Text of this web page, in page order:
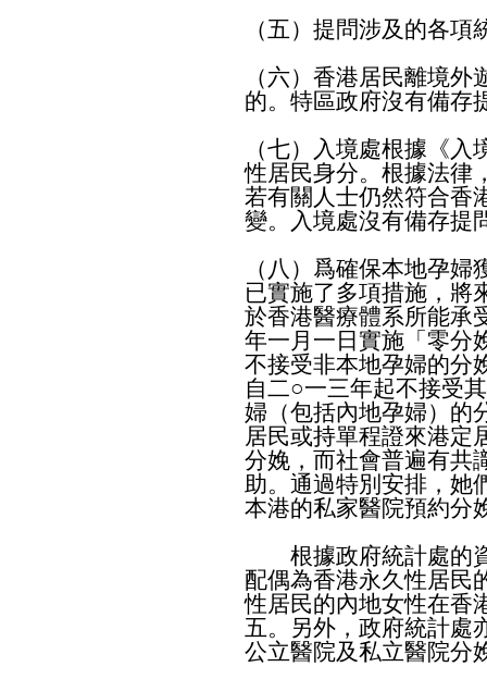
（五）提問涉及的各
（六）香港居民離境
的。特區政府沒有備存
（七）入境處根據《
性居民身分。根據法律
若有關人士仍然符合香
變。入境處沒有備存提
（八）爲確保本地孕
已實施了多項措施，將
於香港醫療體系所能承
年一月一日實施「零分
不接受非本地孕婦的分
自二○一三年起不接受
婦（包括內地孕婦）的
居民或持單程證來港定
分娩，而社會普遍有共
助。通過特別安排，她
本港的私家醫院預約分
根據政府統計處的資
配偶為香港永久性居民
性居民的內地女性在香
五。另外，政府統計處
公立醫院及私立醫院分